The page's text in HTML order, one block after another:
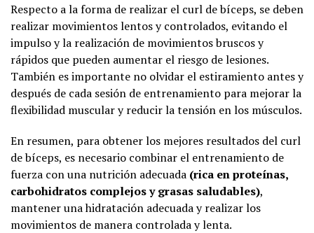
Respecto a la forma de realizar el curl de bíceps, se deben
realizar movimientos lentos y controlados, evitando el
impulso y la realización de movimientos bruscos y
rápidos que pueden aumentar el riesgo de lesiones.
También es importante no olvidar el estiramiento antes y
después de cada sesión de entrenamiento para mejorar la
flexibilidad muscular y reducir la tensión en los músculos.
En resumen, para obtener los mejores resultados del curl
de bíceps, es necesario combinar el entrenamiento de
fuerza con una nutrición adecuada (rica en proteínas,
carbohidratos complejos y grasas saludables),
mantener una hidratación adecuada y realizar los
movimientos de manera controlada y lenta.